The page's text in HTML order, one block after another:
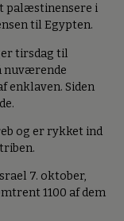
palæstinensere i
til Egypten.
tirsdag til
nuværende
enklaven. Siden
og er rykket ind
7. oktober,
1100 af dem